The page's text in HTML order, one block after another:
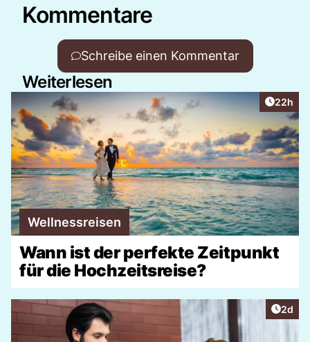
Kommentare
Schreibe einen Kommentar
Weiterlesen
Artikel
22h
Wellnessreisen
Wann ist der perfekte Zeitpunkt
für die Hochzeitsreise?
2d